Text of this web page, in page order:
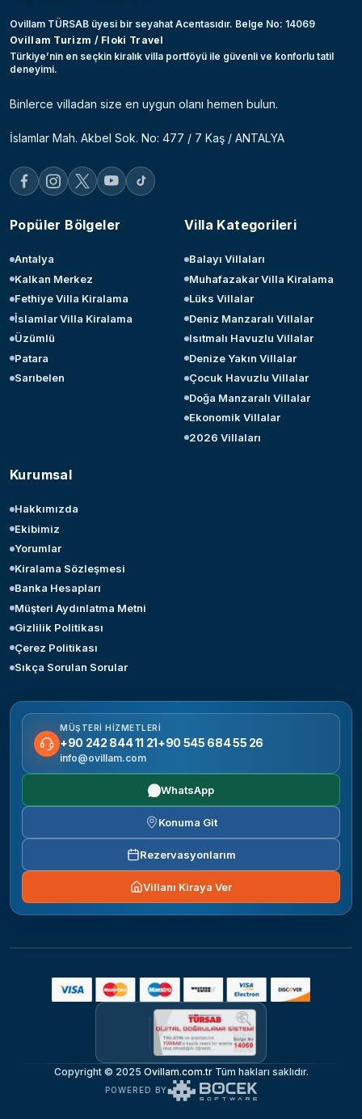
Ovillam TÜRSAB üyesi bir seyahat Acentasıdır. Belge No: 14069
Ovillam Turizm / Floki Travel
Türkiye’nin en seçkin kiralık villa portföyü ile güvenli ve konforlu tatil
deneyimi.
Binlerce villadan size en uygun olanı hemen bulun.
İslamlar Mah. Akbel Sok. No: 477 / 7 Kaş / ANTALYA
Popüler Bölgeler
Antalya
Kalkan Merkez
Fethiye Villa Kiralama
İslamlar Villa Kiralama
Üzümlü
Patara
Sarıbelen
Villa Kategorileri
Balayı Villaları
Muhafazakar Villa Kiralama
Lüks Villalar
Deniz Manzaralı Villalar
Isıtmalı Havuzlu Villalar
Denize Yakın Villalar
Çocuk Havuzlu Villalar
Doğa Manzaralı Villalar
Ekonomik Villalar
2026 Villaları
Kurumsal
Hakkımızda
Ekibimiz
Yorumlar
Kiralama Sözleşmesi
Banka Hesapları
Müşteri Aydınlatma Metni
Gizlilik Politikası
Çerez Politikası
Sıkça Sorulan Sorular
MÜŞTERI HIZMETLERI
+90 242 844 11 21+90 545 684 55 26
info@ovillam.com
WhatsApp
Konuma Git
Rezervasyonlarım
Villanı Kiraya Ver
Copyright © 2025 Ovillam.com.trTüm hakları saklıdır.
POWERED BY